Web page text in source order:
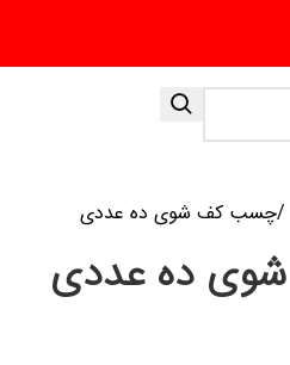
چسب کف شوی ده عددی
ده عددی